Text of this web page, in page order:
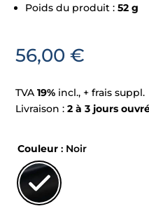
Poids du produit :52 g
56,00€
TVA19% incl., + frais suppl.
Livraison :2 à 3 jours
Couleur : Noir